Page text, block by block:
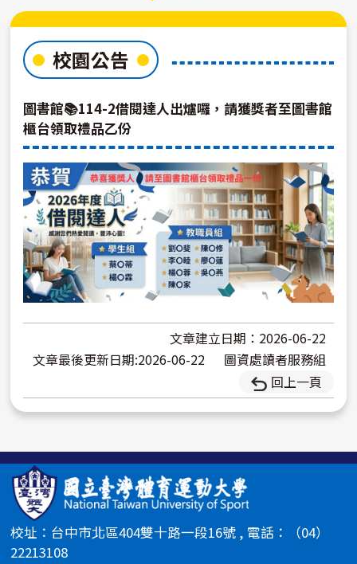
校園公告
圖書館📚114-2借閱達人出爐囉，請獲獎者至圖書館
櫃台領取禮品乙份
文章建立日期：2026-06-22
文章最後更新日期:2026-06-22
圖資處讀者服務組
回上一頁
校址：台中市北區404雙十路一段16號 , 電話：（04）
22213108